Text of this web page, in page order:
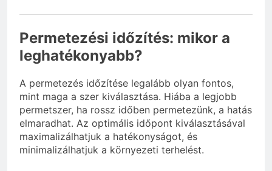
Permetezési időzítés: mikor a
leghatékonyabb?
A permetezés időzítése legalább olyan fontos,
mint maga a szer kiválasztása. Hiába a legjobb
permetszer, ha rossz időben permetezünk, a hatás
elmaradhat. Az optimális időpont kiválasztásával
maximalizálhatjuk a hatékonyságot, és
minimalizálhatjuk a környezeti terhelést.